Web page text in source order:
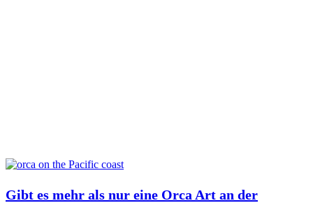
Gibt es mehr als nur eine Orca Art an der